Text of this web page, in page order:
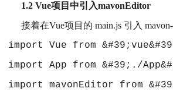
1.2 Vue项目中引入mavonEditor
接着在Vue项目的 main.js 引入 mavon-
import Vue from
import App from &#39;./
import mavonEditor from